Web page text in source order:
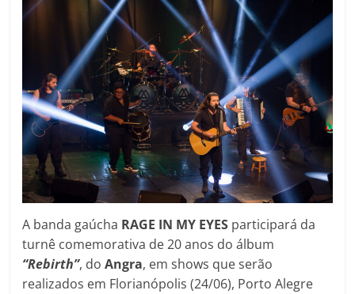
A banda gaúcha RAGE IN MY EYES participará da
turnê comemorativa de 20 anos do álbum
“Rebirth”, doAngra, em shows que serão
realizados em Florianópolis (24/06), Porto Alegre